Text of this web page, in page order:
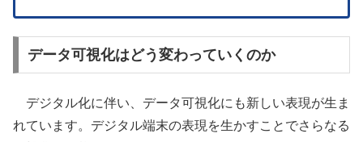
データ可視化はどう変わっていくのか
デジタル化に伴い、データ可視化にも新しい表現が生ま
れています。デジタル端末の表現を生かすことでさらなる